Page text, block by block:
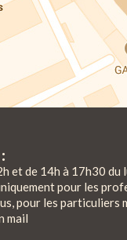
et de 14h à 17h30 du
pour les
pour les particuliers
mail